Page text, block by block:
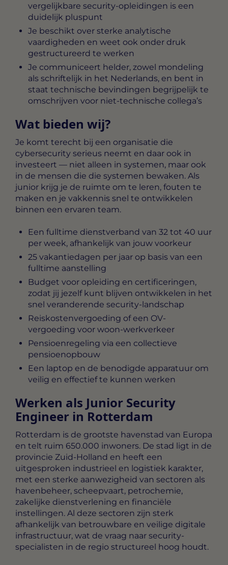
vergelijkbare security-opleidingen is een
duidelijk pluspunt
Je beschikt over sterke analytische
vaardigheden en weet ook onder druk
gestructureerd te werken
Je communiceert helder, zowel mondeling
als schriftelijk in het Nederlands, en bent in
staat technische bevindingen begrijpelijk te
omschrijven voor niet-technische collega’s
Wat bieden wij?
Je komt terecht bij een organisatie die
cybersecurity serieus neemt en daar ook in
investeert — niet alleen in systemen, maar ook
in de mensen die die systemen bewaken. Als
junior krijg je de ruimte om te leren, fouten te
maken en je vakkennis snel te ontwikkelen
binnen een ervaren team.
Een fulltime dienstverband van 32 tot 40 uur
per week, afhankelijk van jouw voorkeur
25 vakantiedagen per jaar op basis van een
fulltime aanstelling
Budget voor opleiding en certificeringen,
zodat jij jezelf kunt blijven ontwikkelen in het
snel veranderende security-landschap
Reiskostenvergoeding of een OV-
vergoeding voor woon-werkverkeer
Pensioenregeling via een collectieve
pensioenopbouw
Een laptop en de benodigde apparatuur om
veilig en effectief te kunnen werken
Werken als Junior Security
Engineer in Rotterdam
Rotterdam is de grootste havenstad van Europa
en telt ruim 650.000 inwoners. De stad ligt in de
provincie Zuid-Holland en heeft een
uitgesproken industrieel en logistiek karakter,
met een sterke aanwezigheid van sectoren als
havenbeheer, scheepvaart, petrochemie,
zakelijke dienstverlening en financiële
instellingen. Al deze sectoren zijn sterk
afhankelijk van betrouwbare en veilige digitale
infrastructuur, wat de vraag naar security-
specialisten in de regio structureel hoog houdt.